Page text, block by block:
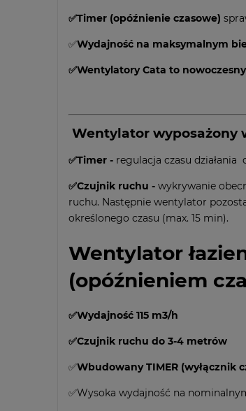
✅Timer (opóźnienie czasowe)
✅Wydajność na maksymalnym
✅Wentylatory Cata to
Wentylator wyposażony
✅Timer - regulacja czasu działania
✅Czujnik ruchu - wykrywanie
ruchu. Następnie wentylator
określonego czasu (max. 15 min).
Wentylator
(opóźnieniem
✅Wydajność 115 m3/h
✅Czujnik ruchu do 3-4 metrów
✅Wbudowany TIMER (wyłącznik
✅Wysoka wydajność na